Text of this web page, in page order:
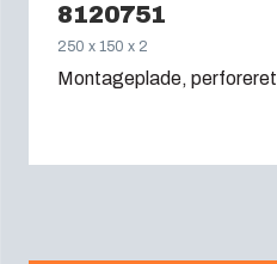
8120751
250 x 150 x 2
Montageplade, perforeret